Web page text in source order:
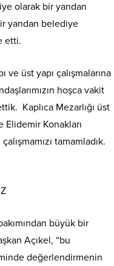
olarak bir yandan
yandan belediye
etti.
ve üst yapı çalışmalarına
hoşca vakit
Kaplıca Mezarlığı üst
Elidemir Konakları
tamamladık.
büyük bir
Açıkel, “bu
değerlendirmenin